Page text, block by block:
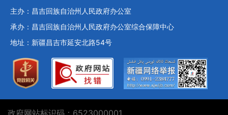
主办：昌吉回族自治州人民政府办公室
承办：昌吉回族自治州人民政府办公室综合保障中心
地址：新疆昌吉市延安北路54号
政府网站标识码：6523000001